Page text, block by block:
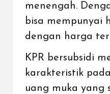
menengah.
bisa mempunyai
dengan harga
KPR bersubsidi
karakteristik
uang muka yang